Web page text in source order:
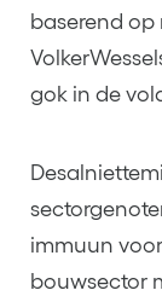
baserend op
gok in de
immuun
bouwsector